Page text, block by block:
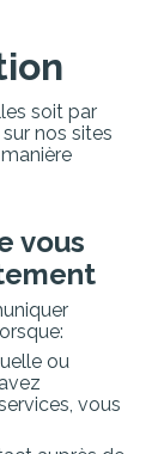
soit par
nos sites
vous
ou
vous